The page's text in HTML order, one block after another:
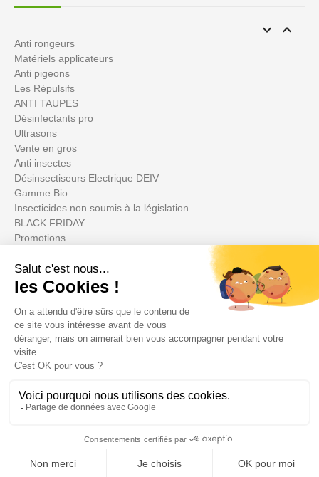
 
Anti rongeurs
Matériels applicateurs
Anti pigeons
Les Répulsifs
ANTI TAUPES
Désinfectants pro
Ultrasons
Vente en gros
Anti insectes
Désinsectiseurs Electrique DEIV
Gamme Bio
Insecticides non soumis à la législation
BLACK FRIDAY
Promotions
Ihr Konto
Informations
